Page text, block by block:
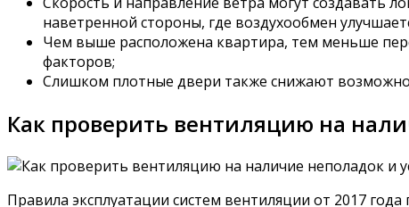
наветренной стороны, где воздухообмен
Чем выше расположена квартира, тем меньше
факторов;
Слишком плотные двери также снижают
Как проверить вентиляцию на
Правила эксплуатации систем вентиляции от 2017